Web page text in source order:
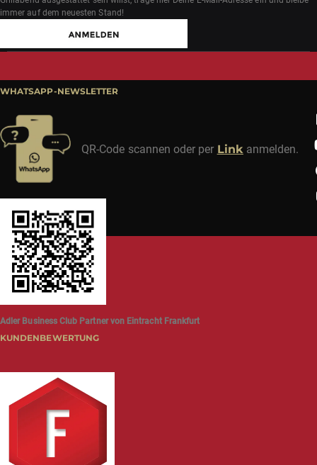
immer auf dem neuesten Stand!
WHATSAPP-NEWSLETTER
QR-Code scannen oder per Linkanmelden.
Adler Business Club Partner von Eintracht Frankfurt
KUNDENBEWERTUNG